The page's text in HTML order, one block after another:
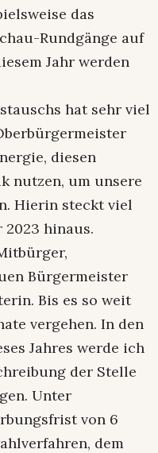
das
Rundgänge auf
Jahr werden
hat sehr viel
diesen
nutzen, um unsere
Hierin steckt viel
hinaus.
Bürgermeister
Bis es so weit
vergehen. In den
Jahres werde ich
der Stelle
Unter
von 6
dem